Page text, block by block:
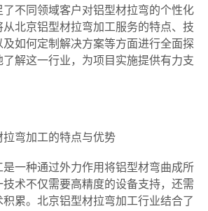
不同领域客户对铝型材拉弯的个性化
北京铝型材拉弯加工服务的特点、技
如何定制解决方案等方面进行全面探
解这一行业，为项目实施提供有力支
弯加工的特点与优势
一种通过外力作用将铝型材弯曲成所
术不仅需要高精度的设备支持，还需
累。北京铝型材拉弯加工行业结合了